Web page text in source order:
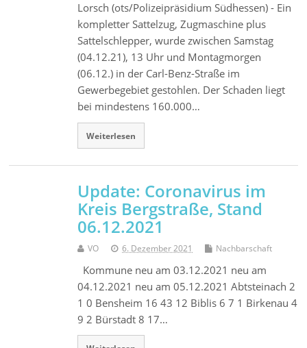
Lorsch (ots/Polizeipräsidium Südhessen) - Ein
kompletter Sattelzug, Zugmaschine plus
Sattelschlepper, wurde zwischen Samstag
(04.12.21), 13 Uhr und Montagmorgen
(06.12.) in der Carl-Benz-Straße im
Gewerbegebiet gestohlen. Der Schaden liegt
bei mindestens 160.000…
Weiterlesen
Update: Coronavirus im
Kreis Bergstraße, Stand
06.12.2021
VO 6. Dezember 2021 Nachbarschaft
Kommune neu am 03.12.2021 neu am
04.12.2021 neu am 05.12.2021 Abtsteinach 2
1 0 Bensheim 16 43 12 Biblis 6 7 1 Birkenau 4
9 2 Bürstadt 8 17…